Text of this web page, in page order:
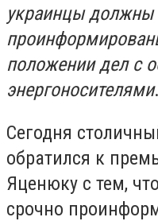
украинцы должны
положении дел с
энергоносителями.
Сегодня
обратился к
Яценюку с тем,
срочно